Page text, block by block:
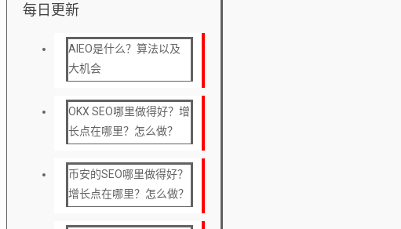
每日更新
AIEO是什么？算法以及
大机会
OKX SEO哪里做得好？增
长点在哪里？怎么做？
币安的SEO哪里做得好？
增长点在哪里？怎么做？